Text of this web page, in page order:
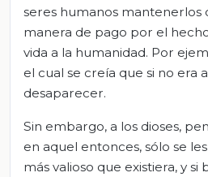
seres humanos mantenerlos
manera de pago por el
vida a la humanidad. Por
el cual se creía que si no era
desaparecer.
Sin embargo, a los dioses,
en aquel entonces, sólo se
más valioso que existiera, y